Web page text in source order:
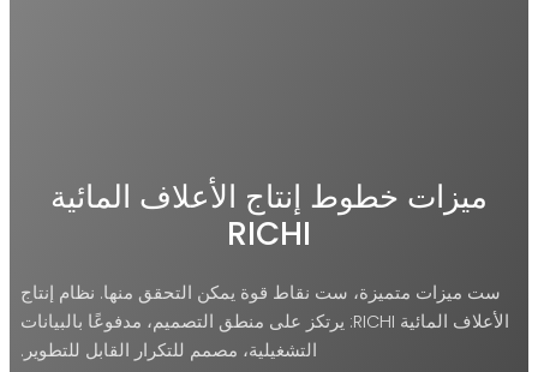
ميزات خطوط إنتاج الأعلاف المائية
RICHI
ست ميزات متميزة، ست نقاط قوة يمكن التحقق منها. نظام إنتاج
الأعلاف المائية RICHI: يرتكز على منطق التصميم، مدفوعًا بالبيانات
التشغيلية، مصمم للتكرار القابل للتطوير.